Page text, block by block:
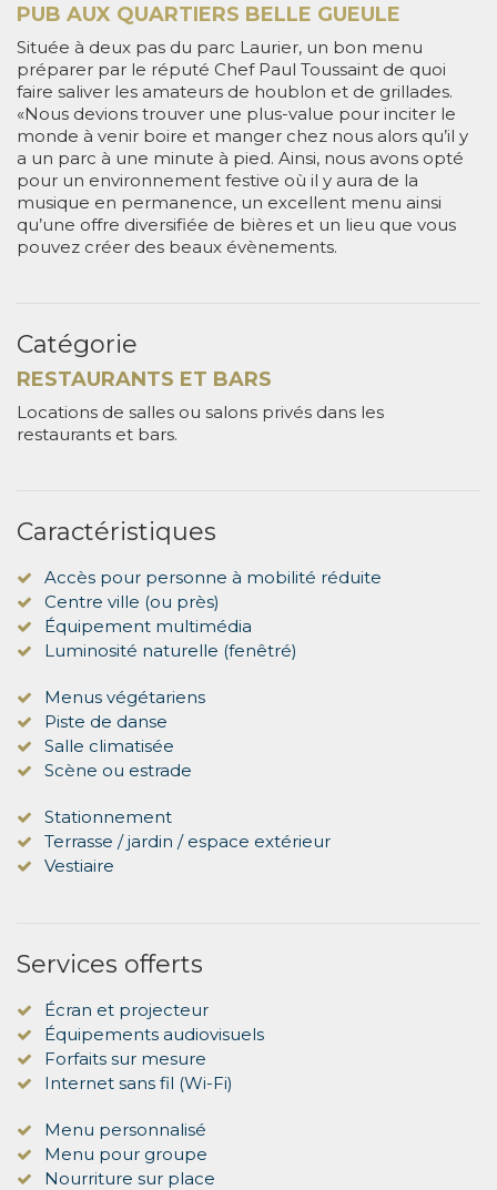
PUB AUX QUARTIERS BELLE GUEULE
Située à deux pas du parc Laurier, un bon menu
préparer par le réputé Chef Paul Toussaint de quoi
faire saliver les amateurs de houblon et de grillades.
«Nous devions trouver une plus-value pour inciter le
monde à venir boire et manger chez nous alors qu’il y
a un parc à une minute à pied. Ainsi, nous avons opté
pour un environnement festive où il y aura de la
musique en permanence, un excellent menu ainsi
qu’une offre diversifiée de bières et un lieu que vous
pouvez créer des beaux évènements.
Catégorie
RESTAURANTS ET BARS
Locations de salles ou salons privés dans les
restaurants et bars.
Caractéristiques
Accès pour personne à mobilité réduite
Centre ville (ou près)
Équipement multimédia
Luminosité naturelle (fenêtré)
Menus végétariens
Piste de danse
Salle climatisée
Scène ou estrade
Stationnement
Terrasse / jardin / espace extérieur
Vestiaire
Services offerts
Écran et projecteur
Équipements audiovisuels
Forfaits sur mesure
Internet sans fil (Wi-Fi)
Menu personnalisé
Menu pour groupe
Nourriture sur place